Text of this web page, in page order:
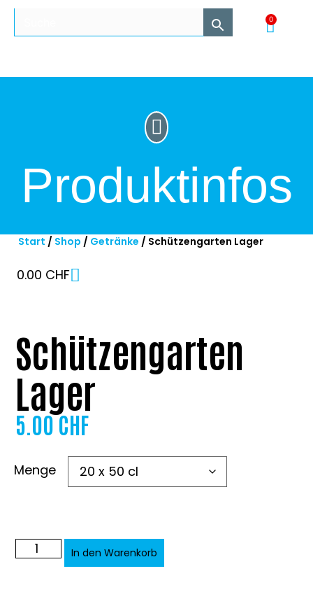
0
Produktinfos
Start / Shop / Getränke / Schützengarten Lager
0.00 CHF
Schützengarten
Lager
5.00CHF
Menge
In den Warenkorb